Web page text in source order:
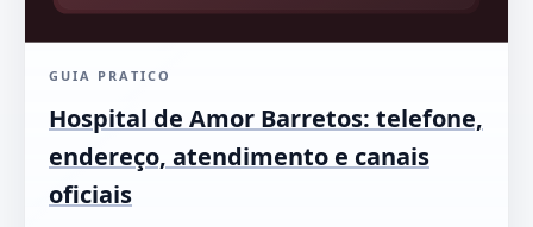
GUIA PRATICO
Hospital de Amor Barretos: telefone,
endereço, atendimento e canais
oficiais